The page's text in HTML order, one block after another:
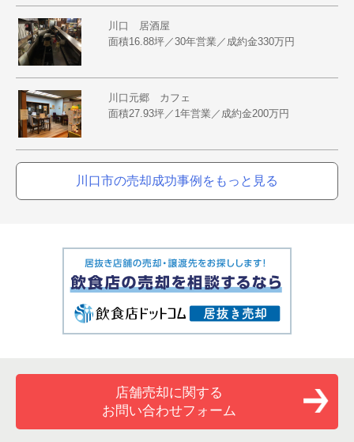
川口 居酒屋
面積16.88坪／30年営業／成約金330万円
川口元郷 カフェ
面積27.93坪／1年営業／成約金200万円
川口市の売却成功事例をもっと見る
店舗売却に関する
お問い合わせフォーム